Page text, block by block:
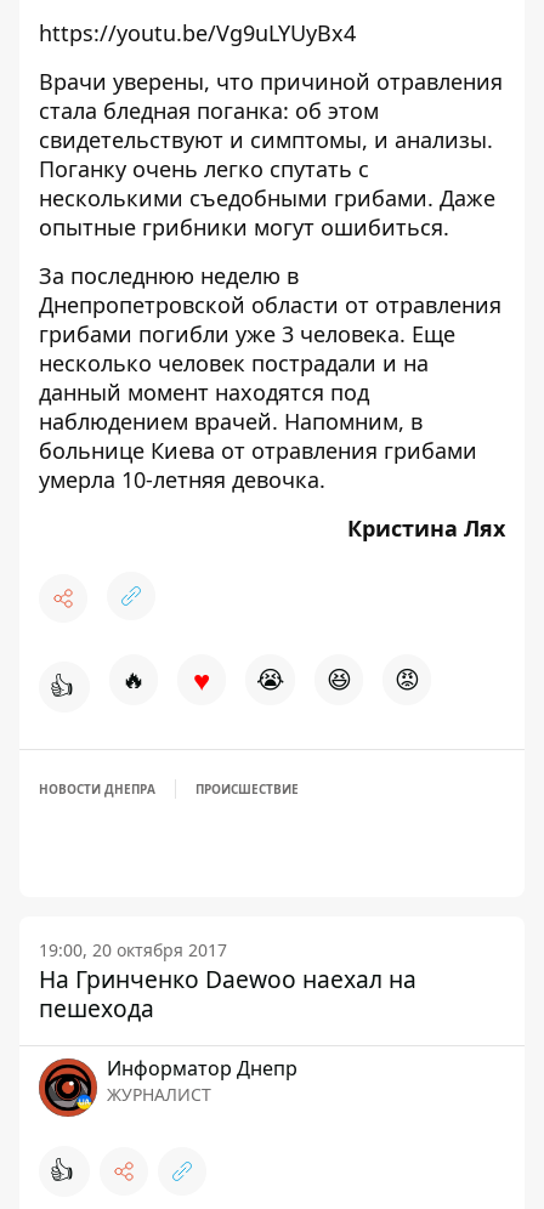
https://youtu.be/Vg9uLYUyBx4
Врачи уверены, что причиной отравления
стала бледная поганка: об этом
свидетельствуют и симптомы, и анализы.
Поганку очень легко спутать с
несколькими съедобными грибами. Даже
опытные грибники могут ошибиться.
За последнюю неделю в
Днепропетровской области от отравления
грибами погибли уже 3 человека. Еще
несколько человек пострадали и на
данный момент находятся под
наблюдением врачей. Напомним, в
больнице Киева от отравления грибами
умерла 10-летняя девочка.
Кристина Лях
👍 🔥 ♥ 😭 😆 😡
НОВОСТИ ДНЕПРА ПРОИСШЕСТВИЕ
19:00, 20 октября 2017
На Гринченко Daewoo наехал на
пешехода
Информатор Днепр
ЖУРНАЛИСТ
👍